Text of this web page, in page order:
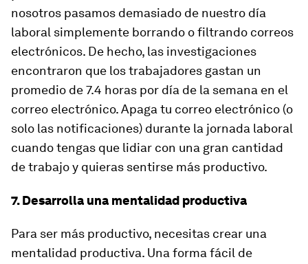
nosotros pasamos demasiado de nuestro día
laboral simplemente borrando o filtrando correos
electrónicos. De hecho, las investigaciones
encontraron que los trabajadores gastan un
promedio de 7.4 horas por día de la semana en el
correo electrónico. Apaga tu correo electrónico (o
solo las notificaciones) durante la jornada laboral
cuando tengas que lidiar con una gran cantidad
de trabajo y quieras sentirse más productivo.
7. Desarrolla una mentalidad productiva
Para ser más productivo, necesitas crear una
mentalidad productiva. Una forma fácil de